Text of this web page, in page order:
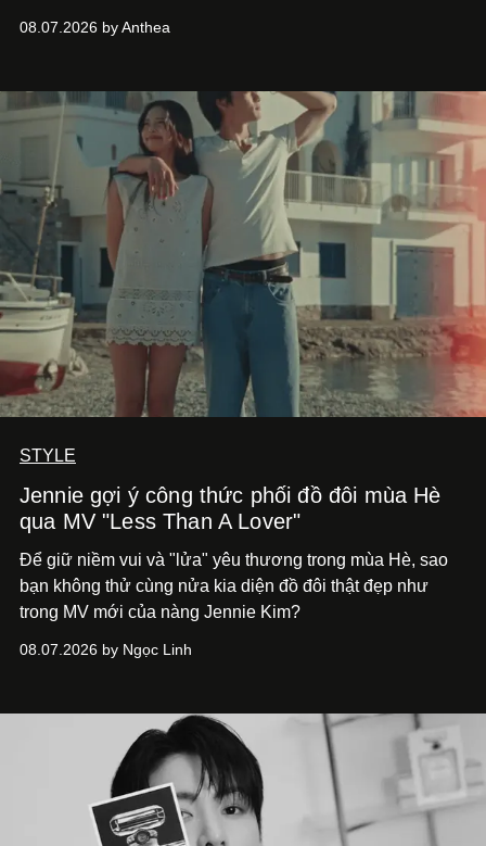
08.07.2026 by Anthea
STYLE
Jennie gợi ý công thức phối đồ đôi mùa Hè
qua MV "Less Than A Lover"
Để giữ niềm vui và "lửa" yêu thương trong mùa Hè, sao
bạn không thử cùng nửa kia diện đồ đôi thật đẹp như
trong MV mới của nàng Jennie Kim?
08.07.2026 by Ngọc Linh